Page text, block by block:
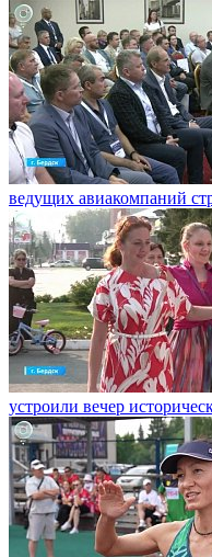
ведущих авиакомпаний
устроили вечер